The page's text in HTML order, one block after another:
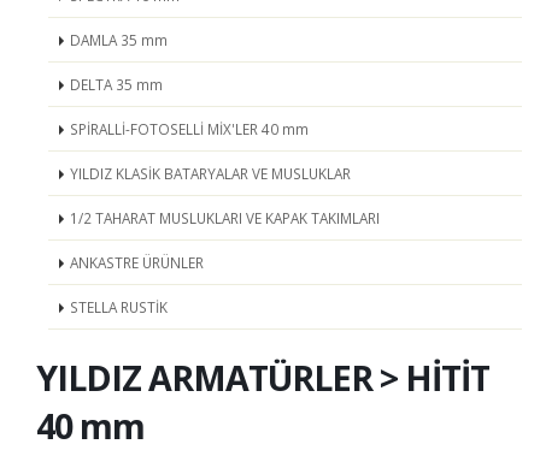
DAMLA 35 mm
DELTA 35 mm
SPİRALLİ-FOTOSELLİ MİX'LER 40 mm
YILDIZ KLASİK BATARYALAR VE MUSLUKLAR
1/2 TAHARAT MUSLUKLARI VE KAPAK TAKIMLARI
ANKASTRE ÜRÜNLER
STELLA RUSTİK
YILDIZ ARMATÜRLER > HİTİT
40 mm